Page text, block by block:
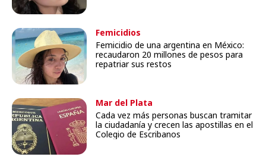
Femicidios
Femicidio de una argentina en México:
recaudaron 20 millones de pesos para
repatriar sus restos
Mar del Plata
Cada vez más personas buscan tramitar
la ciudadanía y crecen las apostillas en el
Colegio de Escribanos